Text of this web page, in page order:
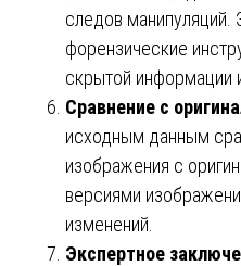
следов
форензические
скрытой информации
Сравнение с
исходным данным
изображения с
версиями
изменений.
Экспертное